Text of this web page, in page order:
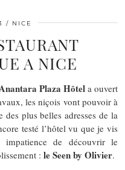
NICE
A NICE
Plaza Hôtela ouvert
les niçois vont pouvoir à
plus belles adresses de la
testé l’hôtel vu que je vis
de découvrir le
: le Seen by Olivier.